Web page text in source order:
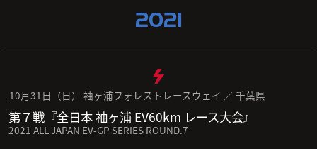
2021
10月31日（日） 袖ヶ浦フォレストレースウェイ ／ 千葉県
第７戦『全日本 袖ヶ浦 EV60km レース大会』
2021 ALL JAPAN EV-GP SERIES ROUND.7